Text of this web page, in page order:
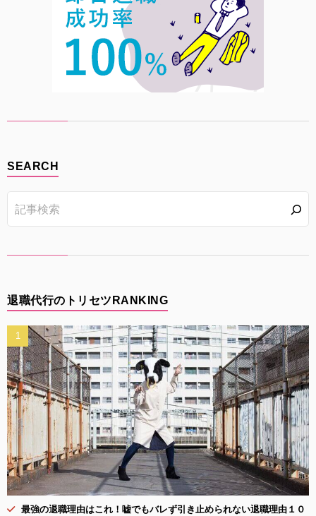
SEARCH
退職代行のトリセツRANKING
最強の退職理由はこれ！嘘でもバレず引き止められない退職理由１０